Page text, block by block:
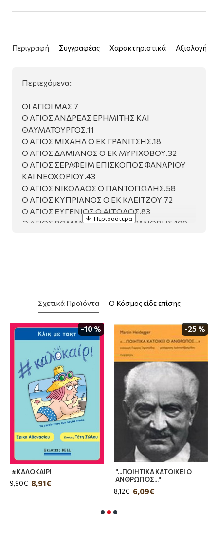
Περιγραφή Συγγραφέας Χαρακτηριστικά
Περιεχόμενα:
ΟΙ ΑΓΙΟΙ ΜΑΣ.7
Ο ΑΓΙΟΣ ΑΝΔΡΕΑΣ ΕΡΗΜΙΤΗΣ ΚΑΙ
ΘΑΥΜΑΤΟΥΡΓΟΣ.11
Ο ΑΓΙΟΣ ΜΙΧΑΗΛ Ο ΕΚ ΓΡΑΝΙΤΣΗΣ.18
Ο ΑΓΙΟΣ ΔΑΜΙΑΝΟΣ Ο ΕΚ ΜΥΡΙΧΟΒΟΥ.32
Ο ΑΓΙΟΣ ΣΕΡΑΦΕΙΜ ΕΠΙΣΚΟΠΟΣ ΦΑΝΑΡΙΟΥ
ΚΑΙ ΝΕΟΧΩΡΙΟΥ.43
Ο ΑΓΙΟΣ ΝΙΚΟΛΑΟΣ Ο ΠΑΝΤΟΠΩΛΗΣ.58
Ο ΑΓΙΟΣ ΚΥΠΡΙΑΝΟΣ Ο ΕΚ ΚΛΕΙΤΖΟΥ.72
Ο ΑΓΙΟΣ ΕΥΓΕΝΙΟΣ Ο ΑΙΤΩΛΟΣ.83
Ο ΑΓΙΟΣ ΡΩΜΑΝΟΣ Ο ΕΞ ΑΝΤΡΑΝΟΒΗΣ.100
Σχετικά Προϊόντα Ο Κόσμος είδε επίσης
-10 %
#ΚΑΛΟΚΑΙΡΙ
8,91€
9,90€
-25 %
"...ΠΟΙΗΤΙΚΑ ΚΑΤΟΙΚΕΙ Ο
ΑΝΘΡΩΠΟΣ..."
6,09€
8,12€